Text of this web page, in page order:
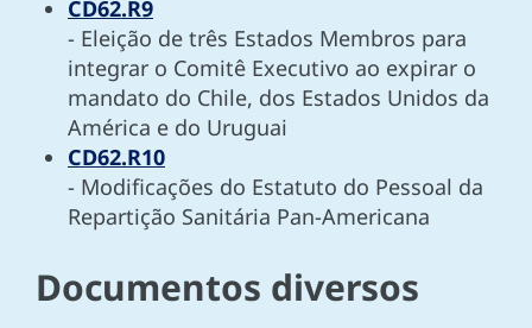
CD62.R9
- Eleição de três Estados Membros para
integrar o Comitê Executivo ao expirar o
mandato do Chile, dos Estados Unidos da
América e do Uruguai
CD62.R10
- Modificações do Estatuto do Pessoal da
Repartição Sanitária Pan-Americana
Documentos diversos